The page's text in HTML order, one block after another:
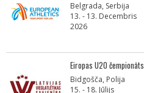
Belgrada, Serbija
13. - 13. Decembris
2026
Eiropas U20 čempionāts
Bidgošča, Polija
15. - 18. Jūlijs